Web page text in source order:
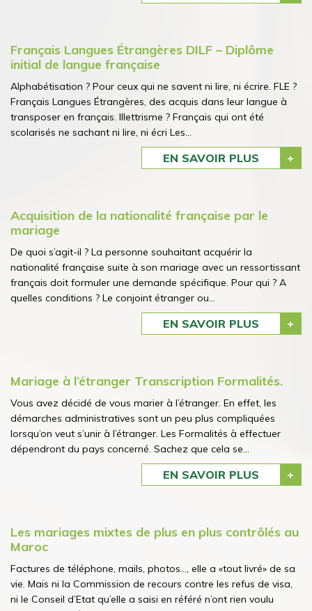
Français Langues Étrangères DILF – Diplôme
initial de langue française
Alphabétisation ? Pour ceux qui ne savent ni lire, ni écrire. FLE ?
Français Langues Étrangères, des acquis dans leur langue à
transposer en français. Illettrisme ? Français qui ont été
scolarisés ne sachant ni lire, ni écri Les...
EN SAVOIR PLUS
Acquisition de la nationalité française par le
mariage
De quoi s’agit-il ? La personne souhaitant acquérir la
nationalité française suite à son mariage avec un ressortissant
français doit formuler une demande spécifique. Pour qui ? A
quelles conditions ? Le conjoint étranger ou...
EN SAVOIR PLUS
Mariage à l’étranger Transcription Formalités.
Vous avez décidé de vous marier à l’étranger. En effet, les
démarches administratives sont un peu plus compliquées
lorsqu’on veut s’unir à l’étranger. Les Formalités à effectuer
dépendront du pays concerné. Sachez que cela se...
EN SAVOIR PLUS
Les mariages mixtes de plus en plus contrôlés au
Maroc
Factures de téléphone, mails, photos..., elle a «tout livré» de sa
vie. Mais ni la Commission de recours contre les refus de visa,
ni le Conseil d’Etat qu’elle a saisi en référé n’ont rien voulu